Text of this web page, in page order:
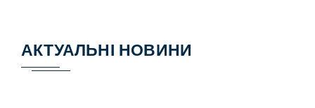
АКТУАЛЬНІ НОВИНИ